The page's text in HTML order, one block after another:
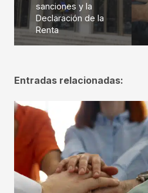
sanciones y la
Declaración de la
Renta
Entradas relacionadas: